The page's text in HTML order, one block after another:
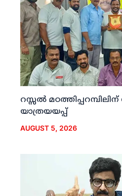
റസ്സല്‍
യാത്രയയപ്പ്
AUGUST 5, 2026